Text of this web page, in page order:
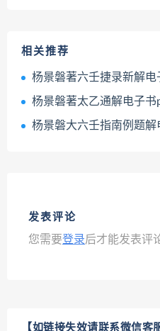
相关推荐
杨景磐著六壬捷录新解
杨景磐著太乙通解电子
杨景磐大六壬指南例题解
发表评论
您需要登录后才能发表评
【如链接失效请联系微信客